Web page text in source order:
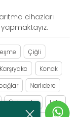
cihazları
Çiğli
Karşıyaka
Konak
Narlıdere
Üçkuyular
Urla